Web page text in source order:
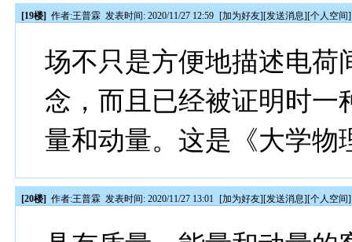
[19楼] 作者:王普霖 发表时间: 2020/11/27 12:59 [加为好友][发送消息][个人空间]
场不只是方便地描述电荷
念，而且已经被证明时一
量和动量。这是《大学物
[20楼] 作者:王普霖 发表时间: 2020/11/27 13:01 [加为好友][发送消息][个人空间]